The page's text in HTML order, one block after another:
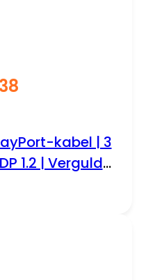
kabel | 3
1.2 | Vergulde